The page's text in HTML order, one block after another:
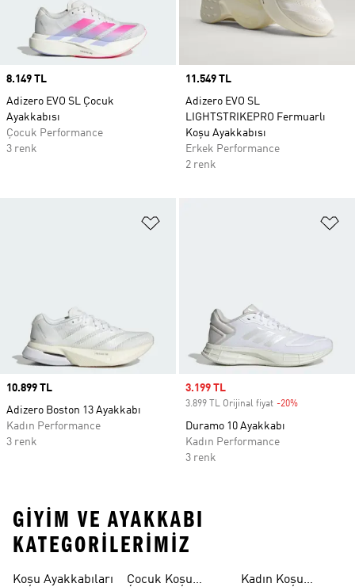
Price
8.149 TL
Adizero EVO SL Çocuk
Ayakkabısı
Çocuk Performance
3 renk
Price
11.549 TL
Adizero EVO SL
LIGHTSTRIKEPRO Fermuarlı
Koşu Ayakkabısı
Erkek Performance
2 renk
Price
10.899 TL
Adizero Boston 13 Ayakkabı
Kadın Performance
3 renk
Sale price
3.199 TL
3.899 TL Orijinal fiyat -20%
Duramo 10 Ayakkabı
Kadın Performance
3 renk
GIYIM VE AYAKKABI
KATEGORILERIMIZ
Koşu Ayakkabıları
Çocuk Koşu
Kadın Koşu